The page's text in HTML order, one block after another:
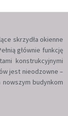
skrzydła okienne
głównie funkcję
konstrukcyjnymi
jest nieodzowne –
budynkom